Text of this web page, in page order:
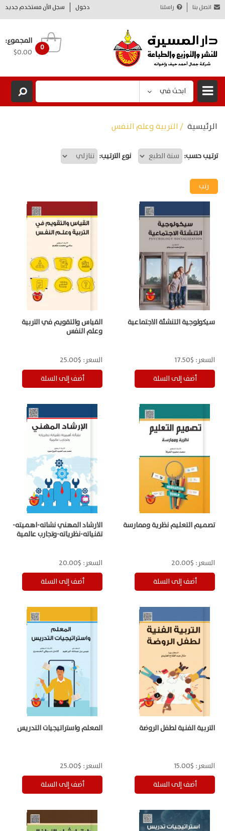
دخول سجل الآن مستخدم جديد اتصل بنا راسلنا
0
المجموع:
$0.00
ابحث في
الرئيسية / التربية وعلم النفس
ترتيب حسب: نوع الترتيب:
سيكولوجية التنشئة الاجتماعية
السعر: $17.50
القياس والتقويم في التربية
وعلم النفس
السعر: $25.00
تصميم التعليم نظرية وممارسة
السعر: $20.00
الارشاد المهني نشاته-اهميته-
تقنياته-نظرياته-وتجارب عالمية
السعر: $20.00
التربية الفنية لطفل الروضة
السعر: $15.00
المعلم واستراتيجيات التدريس
السعر: $25.00